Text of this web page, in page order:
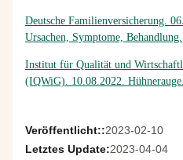
Deutsche Familienversicherung.
Ursachen, Symptome, Behandlung.
Institut für Qualität und
(IQWiG). 10.08.2022.
Veröffentlicht::2023-02-10
Letztes Update:2023-04-04